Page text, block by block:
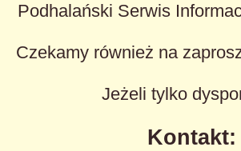
Podhalański Serwis
Czekamy również na
Jeżeli tylko
Kontakt: